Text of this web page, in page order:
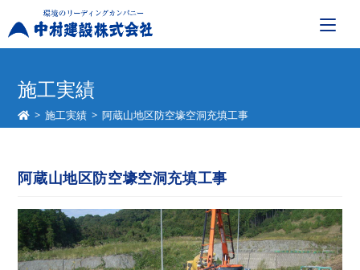
施工実績
> 施工実績 > 阿蔵山地区防空壕空洞充填工事
阿蔵山地区防空壕空洞充填工事